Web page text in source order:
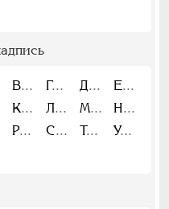
В Г Д
Е
К Л М
Н
Р С Т
У